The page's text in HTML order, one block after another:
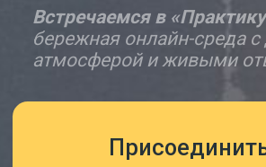
Практикуя вместе,
понимаешь, как внедрить
йоговский образ жизни
в ритм современного